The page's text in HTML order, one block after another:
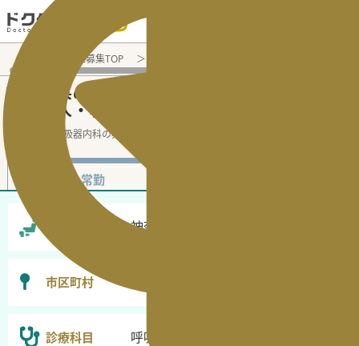
医師転職・求人募集TOP
神奈川県の
医師求人・転職情報
神奈川県の呼吸器内科の非常勤の
常勤
神奈川県
市区町村
診療科目 呼吸器内科